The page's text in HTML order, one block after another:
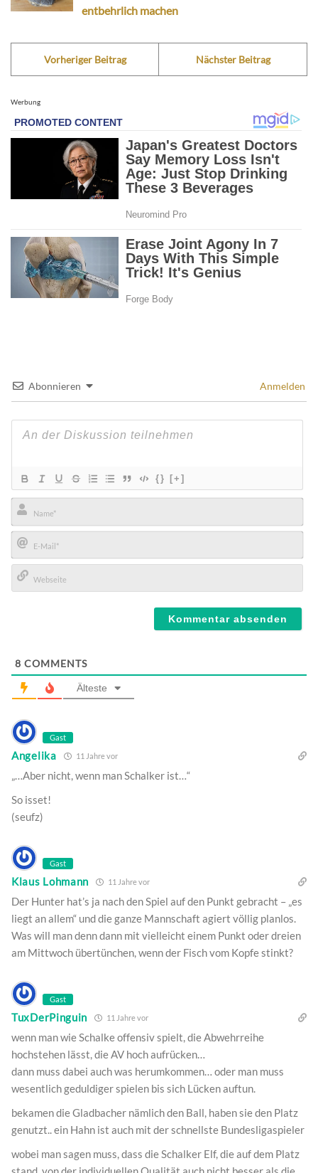
entbehrlich machen
Vorheriger Beitrag Nächster Beitrag
Werbung
Abonnieren Anmelden
{} [+]
Name*
E-
Mail*
8 COMMENTS
Älteste
Gast
Angelika 11 Jahre vor
„…Aber nicht, wenn man Schalker ist…“
So isset!
(seufz)
Gast
Klaus Lohmann 11 Jahre vor
Der Hunter hat’s ja nach den Spiel auf den Punkt gebracht – „es
liegt an allem“ und die ganze Mannschaft agiert völlig planlos.
Was will man denn dann mit vielleicht einem Punkt oder dreien
am Mittwoch übertünchen, wenn der Fisch vom Kopfe stinkt?
Gast
TuxDerPinguin 11 Jahre vor
wenn man wie Schalke offensiv spielt, die Abwehrreihe
hochstehen lässt, die AV hoch aufrücken…
dann muss dabei auch was herumkommen… oder man muss
wesentlich geduldiger spielen bis sich Lücken auftun.
bekamen die Gladbacher nämlich den Ball, haben sie den Platz
genutzt.. ein Hahn ist auch mit der schnellste Bundesligaspieler
wobei man sagen muss, dass die Schalker Elf, die auf dem Platz